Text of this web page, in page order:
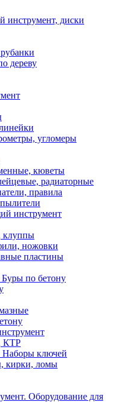
инструмент, диски
дереву
угломеры
кюветы
радиаторные
правила
инструмент
клуппы
ножовки
пластины
по бетону
КТР
Наборы ключей
кирки, ломы
Оборудование для